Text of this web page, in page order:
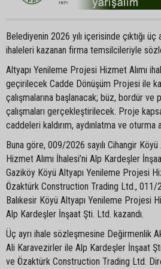
Belediyenin 2026 yılı içerisinde çıktığı üç
ihaleleri kazanan firma temsilcileriyle
Altyapı Yenileme Projesi Hizmet Alımı
geçirilecek Cadde Dönüşüm Projesi ile
çalışmalarına başlanacak; büz, bordür ve
çalışmaları gerçekleştirilecek. Proje
caddeleri kaldırım, aydınlatma ve oturma
Buna göre, 009/2026 sayılı Cihangir
Hizmet Alımı İhalesi’ni Alp Kardeşler
Gaziköy Köyü Altyapı Yenileme Projesi
Özaktürk Construction Trading Ltd., 011/
Balıkesir Köyü Altyapı Yenileme Projesi
Alp Kardeşler İnşaat Şti. Ltd. kazandı.
Üç ayrı ihale sözleşmesine Değirmenlik
Ali Karavezirler ile Alp Kardeşler İnşaat
ve Özaktürk Construction Trading Ltd.